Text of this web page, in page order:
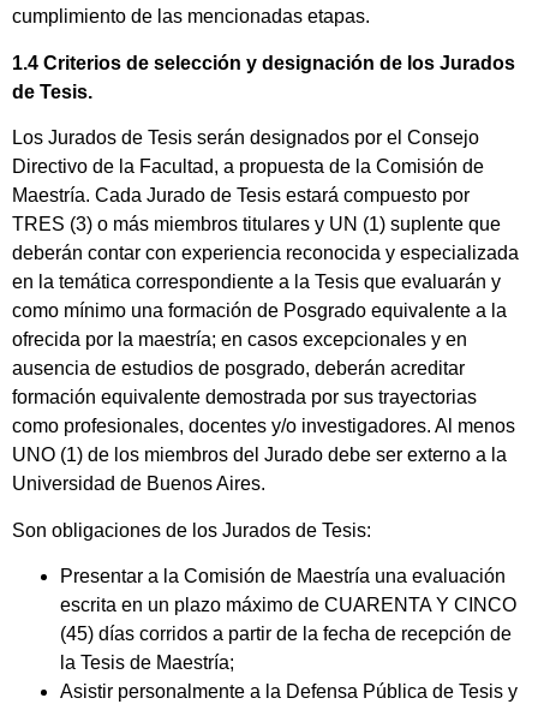
cumplimiento de las mencionadas etapas.
1.4 Criterios de selección y designación de los Jurados
de Tesis.
Los Jurados de Tesis serán designados por el Consejo
Directivo de la Facultad, a propuesta de la Comisión de
Maestría. Cada Jurado de Tesis estará compuesto por
TRES (3) o más miembros titulares y UN (1) suplente que
deberán contar con experiencia reconocida y especializada
en la temática correspondiente a la Tesis que evaluarán y
como mínimo una formación de Posgrado equivalente a la
ofrecida por la maestría; en casos excepcionales y en
ausencia de estudios de posgrado, deberán acreditar
formación equivalente demostrada por sus trayectorias
como profesionales, docentes y/o investigadores. Al menos
UNO (1) de los miembros del Jurado debe ser externo a la
Universidad de Buenos Aires.
Son obligaciones de los Jurados de Tesis:
Presentar a la Comisión de Maestría una evaluación
escrita en un plazo máximo de CUARENTA Y CINCO
(45) días corridos a partir de la fecha de recepción de
la Tesis de Maestría;
Asistir personalmente a la Defensa Pública de Tesis y